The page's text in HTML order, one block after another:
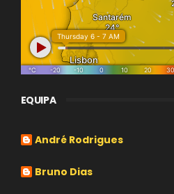
EQUIPA
André Rodrigues
Bruno Dias